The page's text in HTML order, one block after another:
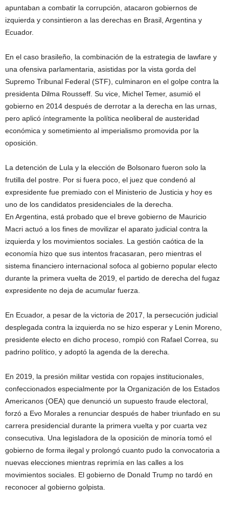
apuntaban a combatir la corrupción, atacaron gobiernos de
izquierda y consintieron a las derechas en Brasil, Argentina y
Ecuador.
En el caso brasileño, la combinación de la estrategia de lawfare y
una ofensiva parlamentaria, asistidas por la vista gorda del
Supremo Tribunal Federal (STF), culminaron en el golpe contra la
presidenta Dilma Rousseff. Su vice, Michel Temer, asumió el
gobierno en 2014 después de derrotar a la derecha en las urnas,
pero aplicó íntegramente la política neoliberal de austeridad
económica y sometimiento al imperialismo promovida por la
oposición.
La detención de Lula y la elección de Bolsonaro fueron solo la
frutilla del postre. Por si fuera poco, el juez que condenó al
expresidente fue premiado con el Ministerio de Justicia y hoy es
uno de los candidatos presidenciales de la derecha.
En Argentina, está probado que el breve gobierno de Mauricio
Macri actuó a los fines de movilizar el aparato judicial contra la
izquierda y los movimientos sociales. La gestión caótica de la
economía hizo que sus intentos fracasaran, pero mientras el
sistema financiero internacional sofoca al gobierno popular electo
durante la primera vuelta de 2019, el partido de derecha del fugaz
expresidente no deja de acumular fuerza.
En Ecuador, a pesar de la victoria de 2017, la persecución judicial
desplegada contra la izquierda no se hizo esperar y Lenin Moreno,
presidente electo en dicho proceso, rompió con Rafael Correa, su
padrino político, y adoptó la agenda de la derecha.
En 2019, la presión militar vestida con ropajes institucionales,
confeccionados especialmente por la Organización de los Estados
Americanos (OEA) que denunció un supuesto fraude electoral,
forzó a Evo Morales a renunciar después de haber triunfado en su
carrera presidencial durante la primera vuelta y por cuarta vez
consecutiva. Una legisladora de la oposición de minoría tomó el
gobierno de forma ilegal y prolongó cuanto pudo la convocatoria a
nuevas elecciones mientras reprimía en las calles a los
movimientos sociales. El gobierno de Donald Trump no tardó en
reconocer al gobierno golpista.